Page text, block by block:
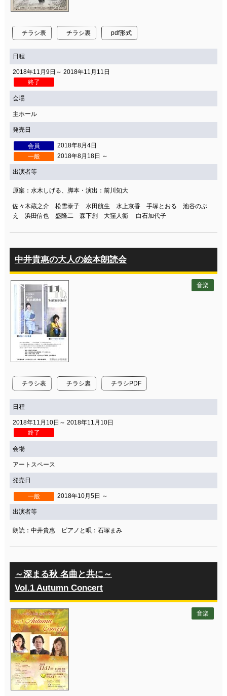
チラシ表 チラシ裏 pdf形式
日程
2018年11月9日～ 2018年11月11日
終了
会場
主ホール
発売日
会員
2018年8月4日
一般
2018年8月18日 ～
出演者等
原案：水木しげる、脚本・演出：前川知大
佐々木蔵之介 松雪泰子 水田航生 水上京香 手塚とおる 池谷のぶ
え 浜田信也 盛隆二 森下創 大窪人衛 白石加代子
中井貴惠の大人の絵本朗読会
チラシ表 チラシ裏 チラシPDF
音楽
日程
2018年11月10日～ 2018年11月10日
終了
会場
アートスペース
発売日
一般 2018年10月5日 ～
出演者等
朗読：中井貴惠 ピアノと唄：石塚まみ
～深まる秋 名曲と共に～
Vol.1 Autumn Concert
音楽